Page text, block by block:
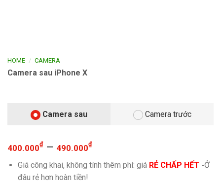
HOME / CAMERA
Camera sau iPhone X
Camera sau Camera trước
400.000₫– 490.000₫
Giá công khai, không tính thêm phí: giá RẺ CHẤP HẾT -Ở
đâu rẻ hơn hoàn tiền!